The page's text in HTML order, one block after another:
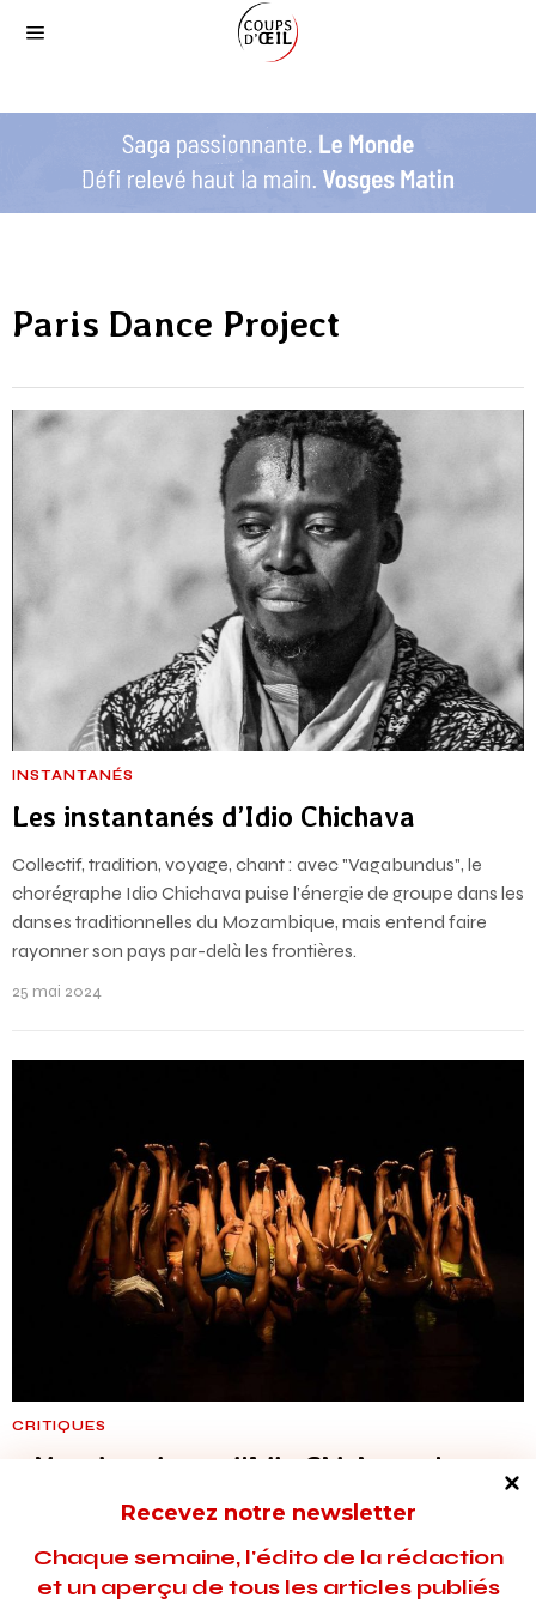
Paris Dance Project
INSTANTANÉS
Les instantanés d’Idio Chichava
Collectif, tradition, voyage, chant : avec "Vagabundus", le
chorégraphe Idio Chichava puise l’énergie de groupe dans les
danses traditionnelles du Mozambique, mais entend faire
rayonner son pays par-delà les frontières.
25 mai 2024
CRITIQUES
« Vagabundus » d’Idio Chichava, la
force du collectif
Avant d’embarquer le 22 mai prochain, les festivaliers de June
Events dans un voyage immobile des corps et des
imaginaires, l’artiste mozambicain fait une halte à Bruxelles,
Recevez notre newsletter
Chaque semaine, l'édito de la rédaction
et un aperçu de tous les articles publiés